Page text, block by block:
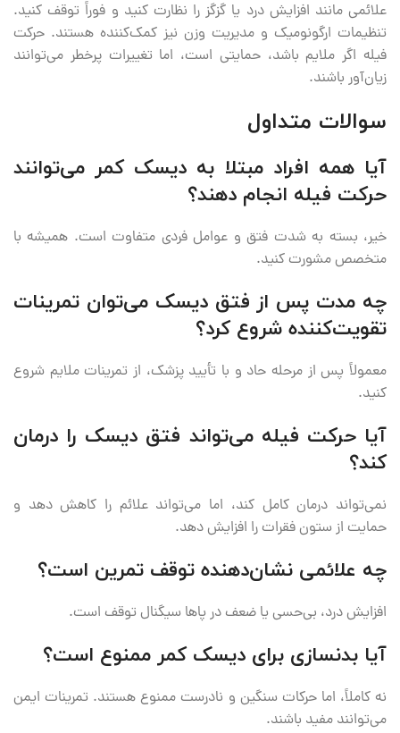
علائمی مانند افزایش درد یا گزگز را نظارت کنید و فوراً توقف کنید.
تنظیمات ارگونومیک و مدیریت وزن نیز کمک‌کننده هستند. حرکت
فیله اگر ملایم باشد، حمایتی است، اما تغییرات پرخطر می‌توانند
زیان‌آور باشند.
سوالات متداول
آیا همه افراد مبتلا به دیسک کمر می‌توانند
حرکت فیله انجام دهند؟
خیر، بسته به شدت فتق و عوامل فردی متفاوت است. همیشه با
متخصص مشورت کنید.
چه مدت پس از فتق دیسک می‌توان تمرینات
تقویت‌کننده شروع کرد؟
معمولاً پس از مرحله حاد و با تأیید پزشک، از تمرینات ملایم شروع
کنید.
آیا حرکت فیله می‌تواند فتق دیسک را درمان
کند؟
نمی‌تواند درمان کامل کند، اما می‌تواند علائم را کاهش دهد و
حمایت از ستون فقرات را افزایش دهد.
چه علائمی نشان‌دهنده توقف تمرین است؟
افزایش درد، بی‌حسی یا ضعف در پاها سیگنال توقف است.
آیا بدنسازی برای دیسک کمر ممنوع است؟
نه کاملاً، اما حرکات سنگین و نادرست ممنوع هستند. تمرینات ایمن
می‌توانند مفید باشند.